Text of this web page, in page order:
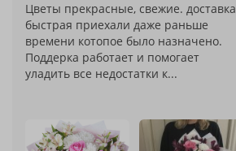
Цветы прекрасные, свежие. доставка
быстрая приехали даже раньше
времени котопое было назначено.
Поддерка работает и помогает
уладить все недостатки к...